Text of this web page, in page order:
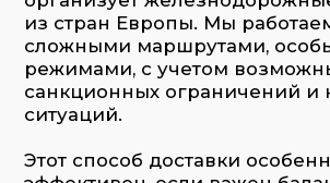
решение — от подбора маршрута до
доставки на ваш склад и оформления всех
документов.
Железная дорога — это мощный
инструмент для регулярного и надёжного
импорта. Особенно этот тип перевозок
актуален для перевозки промышленных
материалов, а также контейнерных и
сборных грузов.